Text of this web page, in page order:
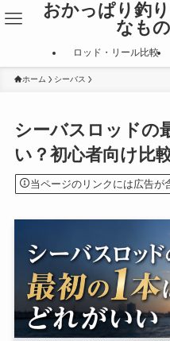
おかっぱり釣
なも
ロッド・リール比較
ホーム シーバス
シーバスロッドの
い？初心者向け比
当ページのリンクには広告が